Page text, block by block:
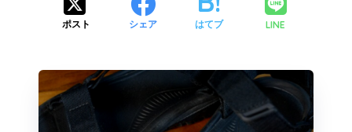
ポスト シェア はてブ LINE